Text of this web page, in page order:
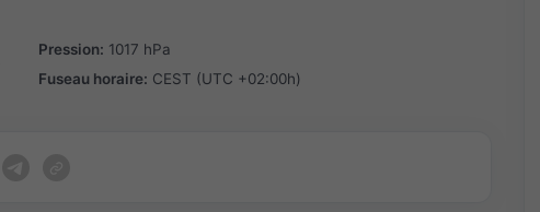
Pression: 1017 hPa
Fuseau horaire: CEST (UTC +02:00h)